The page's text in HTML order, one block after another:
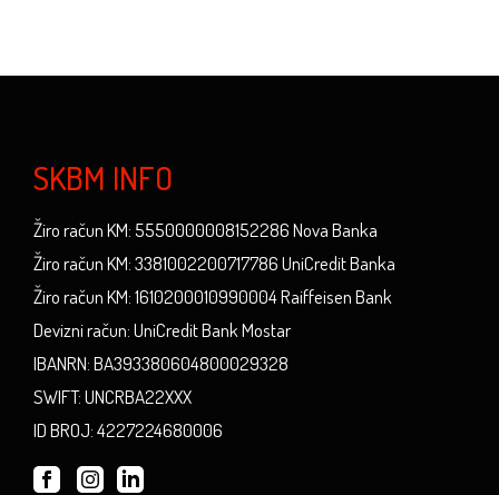
SKBM INFO
Žiro račun KM: 5550000008152286 Nova Banka
Žiro račun KM: 3381002200717786 UniCredit Banka
Žiro račun KM: 1610200010990004 Raiffeisen Bank
Devizni račun: UniCredit Bank Mostar
IBANRN: BA393380604800029328
SWIFT: UNCRBA22XXX
ID BROJ: 4227224680006